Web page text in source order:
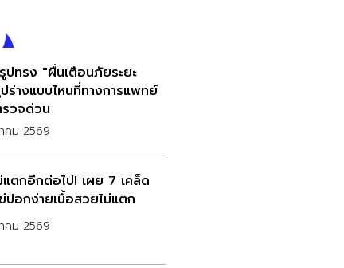
รูปทรง "ผื่นเตือนภัยระยะ
ร่างแบบไหนที่ทางการแพทย์
รวจด่วน
คม 2569
แตกอีกต่อไป! เผย 7 เคล็ด
ปอกง่ายเนื้อสวยไม่แตก
คม 2569